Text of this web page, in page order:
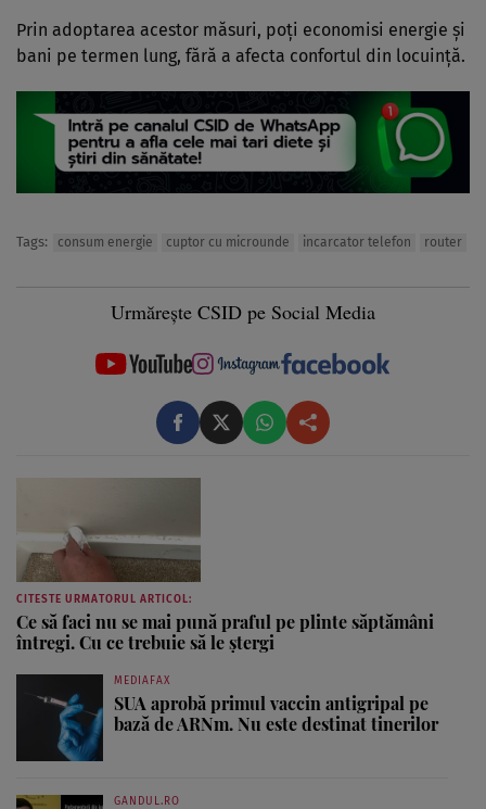
Prin adoptarea acestor măsuri, poți economisi energie și
bani pe termen lung, fără a afecta confortul din locuință.
Tags: consum energie cuptor cu microunde incarcator telefon router
Urmărește CSID pe Social Media
CITESTE URMATORUL ARTICOL:
Ce să faci nu se mai pună praful pe plinte săptămâni
întregi. Cu ce trebuie să le ștergi
MEDIAFAX
SUA aprobă primul vaccin antigripal pe
bază de ARNm. Nu este destinat tinerilor
GANDUL.RO